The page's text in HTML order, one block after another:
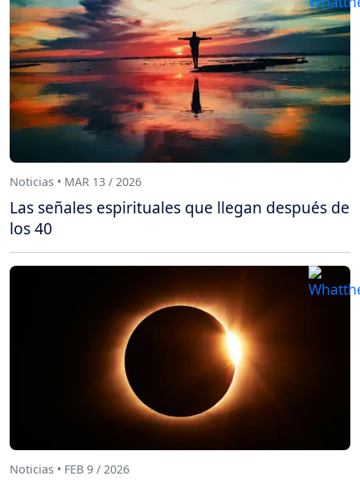
Noticias • MAR 13 / 2026
Las señales espirituales que llegan después de
los 40
Noticias • FEB 9 / 2026